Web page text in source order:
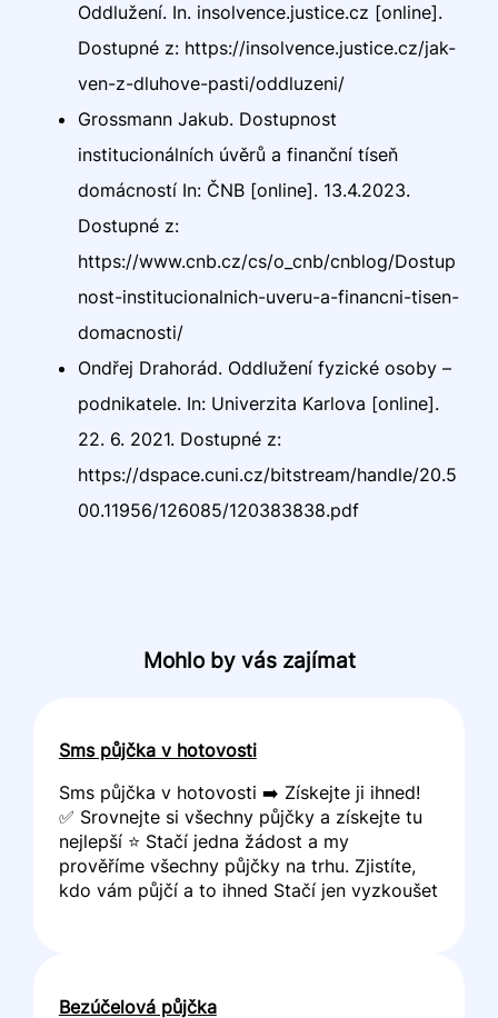
Oddlužení. In. insolvence.justice.cz [online].
Dostupné z: https://insolvence.justice.cz/jak-
ven-z-dluhove-pasti/oddluzeni/
Grossmann Jakub. Dostupnost
institucionálních úvěrů a finanční tíseň
domácností In: ČNB [online]. 13.4.2023.
Dostupné z:
https://www.cnb.cz/cs/o_cnb/cnblog/Dostup
nost-institucionalnich-uveru-a-financni-tisen-
domacnosti/
Ondřej Drahorád. Oddlužení fyzické osoby –
podnikatele. In: Univerzita Karlova [online].
22. 6. 2021. Dostupné z:
https://dspace.cuni.cz/bitstream/handle/20.5
00.11956/126085/120383838.pdf
Mohlo by vás zajímat
Sms půjčka v hotovosti
Sms půjčka v hotovosti ➡️ Získejte ji ihned!
✅ Srovnejte si všechny půjčky a získejte tu
nejlepší ⭐ Stačí jedna žádost a my
prověříme všechny půjčky na trhu. Zjistíte,
kdo vám půjčí a to ihned Stačí jen vyzkoušet
Bezúčelová půjčka